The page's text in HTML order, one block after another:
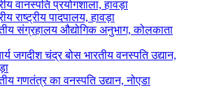
वानस्पति प्रयोगशाला, हावड़ा
राष्ट्रीय पादपालय, हावड़ा
संग्रहालय औद्योगिक अनुभाग, कोलकाता
जगदीश चंद्र बोस भारतीय वनस्पति उद्यान,
गणतंत्र का वनस्पति उद्यान, नोएडा